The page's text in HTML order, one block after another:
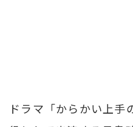
ドラマ「からかい上手